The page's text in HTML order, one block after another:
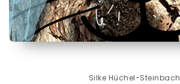
Silke Hüchel-Steinbach